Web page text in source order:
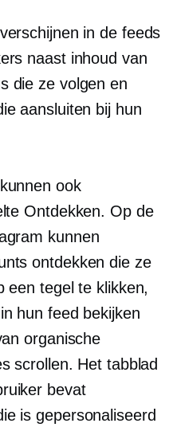
in de feeds
naast inhoud van
die ze volgen en
aansluiten bij hun
ook
Ontdekken. Op de
kunnen
ontdekken die ze
een tegel te klikken,
hun feed bekijken
organische
scrollen. Het tabblad
bevat
is gepersonaliseerd